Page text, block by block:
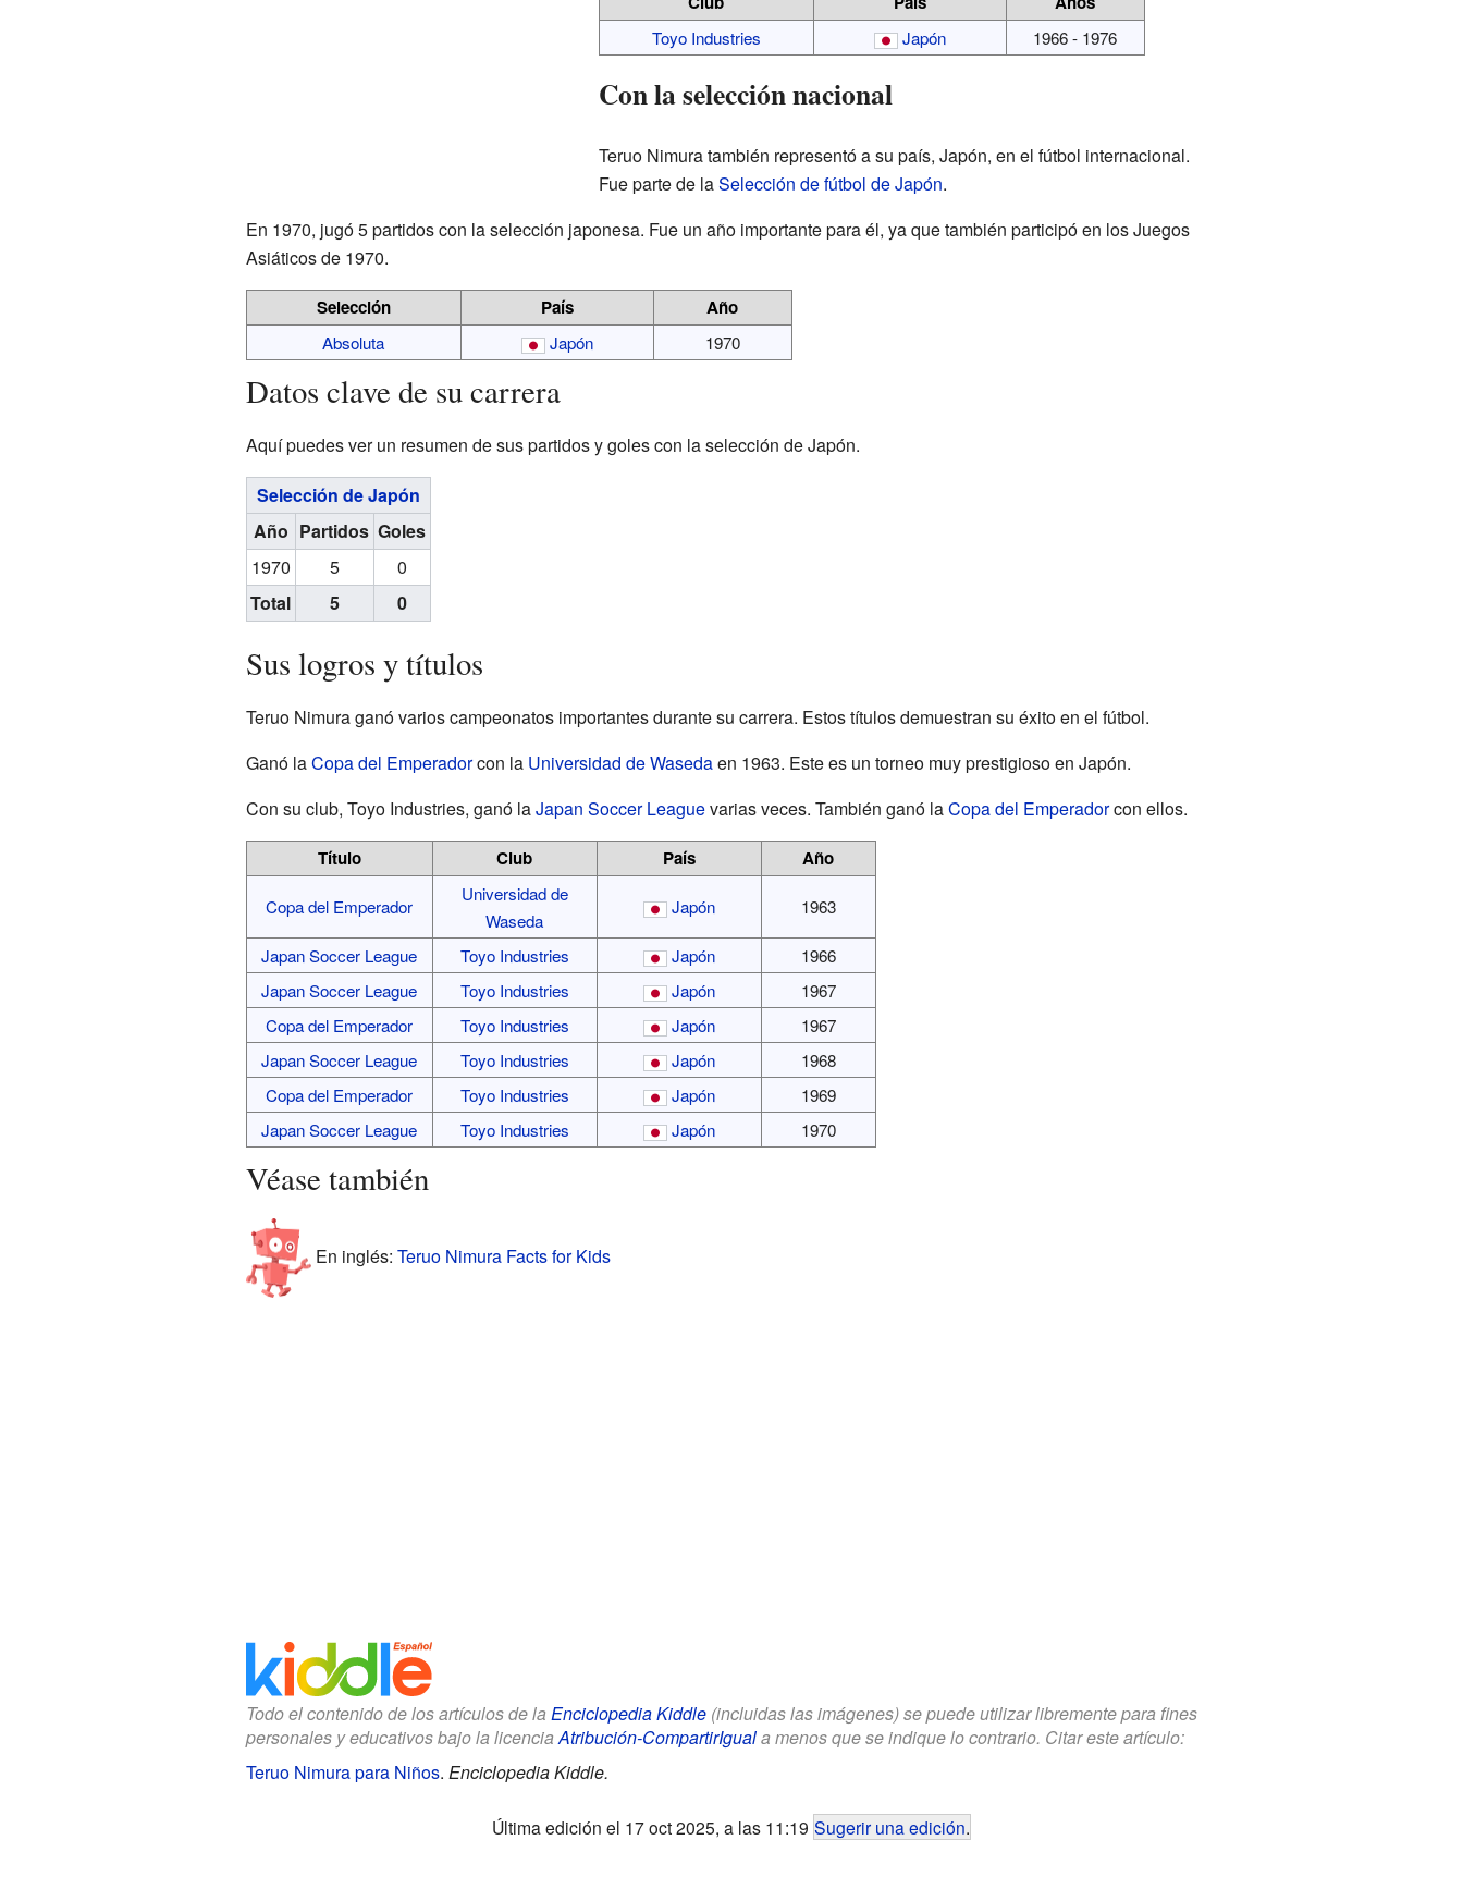
Toyo Industries Japón 1966 - 1976
Con la selección nacional
Teruo Nimura también representó a su país, Japón, en el fútbol internacional.
Fue parte de laSelección de fútbol de Japón.
En 1970, jugó 5 partidos con la selección japonesa. Fue un año importante para él, ya que también participó en los Juegos
Asiáticos de 1970.
Selección País Año
Absoluta Japón 1970
Datos clave de su carrera
Aquí puedes ver un resumen de sus partidos y goles con la selección de Japón.
Selección de Japón
Año Partidos Goles
1970
5
0
Total
5 0
Sus logros y títulos
Teruo Nimura ganó varios campeonatos importantes durante su carrera. Estos títulos demuestran su éxito en el fútbol.
Ganó laCopa del Emperadorcon la Universidad de Wasedaen 1963. Este es un torneo muy prestigioso en Japón.
Con su club, Toyo Industries, ganó laJapan Soccer Leaguevarias veces. También ganó laCopa del Emperadorcon ellos.
Título Club País Año
Copa del Emperador
Universidad de
Waseda
Japón 1963
Japan Soccer League Toyo Industries Japón
1966
Japan Soccer League
Toyo Industries Japón
1967
Copa del Emperador
Toyo Industries Japón
1967
Japan Soccer League
Toyo Industries Japón
1968
Copa del Emperador
Toyo Industries Japón
1969
Japan Soccer League
Toyo Industries Japón 1970
Véase también
En inglés: Teruo Nimura Facts for Kids
Todo el contenido de los artículos de la Enciclopedia Kiddle(incluidas las imágenes) se puede utilizar libremente para fines
personales y educativos bajo la licenciaAtribución-CompartirIguala menos que se indique lo contrario. Citar este artículo:
Teruo Nimura para Niños. Enciclopedia Kiddle.
Última edición el 17 oct 2025, a las 11:19 Sugerir una edición.